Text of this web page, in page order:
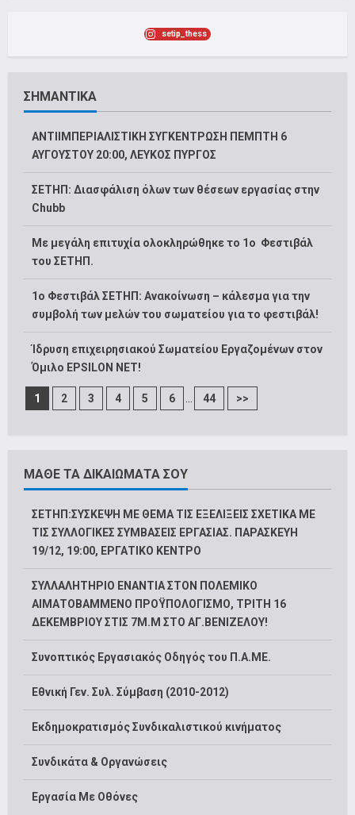
setip_thess
ΣΗΜΑΝΤΙΚΑ
ΑΝΤΙΙΜΠΕΡΙΑΛΙΣΤΙΚΗ ΣΥΓΚΕΝΤΡΩΣΗ ΠΕΜΠΤΗ 6
ΑΥΓΟΥΣΤΟΥ 20:00, ΛΕΥΚΟΣ ΠΥΡΓΟΣ
ΣΕΤΗΠ: Διασφάλιση όλων των θέσεων εργασίας στην
Chubb
Με μεγάλη επιτυχία ολοκληρώθηκε το 1ο Φεστιβάλ
του ΣΕΤΗΠ.
1o Φεστιβάλ ΣΕΤΗΠ: Ανακοίνωση – κάλεσμα για την
συμβολή των μελών του σωματείου για το φεστιβάλ!
Ίδρυση επιχειρησιακού Σωματείου Εργαζομένων στον
Όμιλο EPSILON NET!
1 2 3 4 5 6 ... 44 >>
ΜΑΘΕ ΤΑ ΔΙΚΑΙΩΜΑΤΑ ΣΟΥ
ΣΕΤΗΠ:ΣΥΣΚΕΨΗ ΜΕ ΘΕΜΑ ΤΙΣ ΕΞΕΛΙΞΕΙΣ ΣΧΕΤΙΚΑ ΜΕ
ΤΙΣ ΣΥΛΛΟΓΙΚΕΣ ΣΥΜΒΑΣΕΙΣ ΕΡΓΑΣΙΑΣ. ΠΑΡΑΣΚΕΥΗ
19/12, 19:00, ΕΡΓΑΤΙΚΟ ΚΕΝΤΡΟ
ΣΥΛΛΑΛΗΤΗΡΙΟ ΕΝΑΝΤΙΑ ΣΤΟΝ ΠΟΛΕΜΙΚΟ
ΑΙΜΑΤΟΒΑΜΜΕΝΟ ΠΡΟΫΠΟΛΟΓΙΣΜΟ, ΤΡΙΤΗ 16
ΔΕΚΕΜΒΡΙΟΥ ΣΤΙΣ 7Μ.Μ ΣΤΟ ΑΓ.ΒΕΝΙΖΕΛΟΥ!
Συνοπτικός Εργασιακός Οδηγός του Π.Α.ΜΕ.
Εθνική Γεν. Συλ. Σύμβαση (2010-2012)
Εκδημοκρατισμός Συνδικαλιστικού κινήματος
Συνδικάτα & Οργανώσεις
Εργασία Με Οθόνες